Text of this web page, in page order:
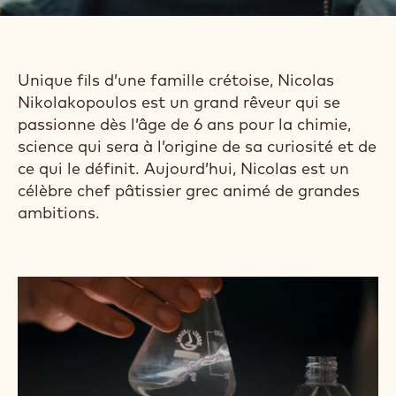
Unique fils d’une famille crétoise, Nicolas
Nikolakopoulos est un grand rêveur qui se
passionne dès l’âge de 6 ans pour la chimie,
science qui sera à l’origine de sa curiosité et de
ce qui le définit. Aujourd’hui, Nicolas est un
célèbre chef pâtissier grec animé de grandes
ambitions.